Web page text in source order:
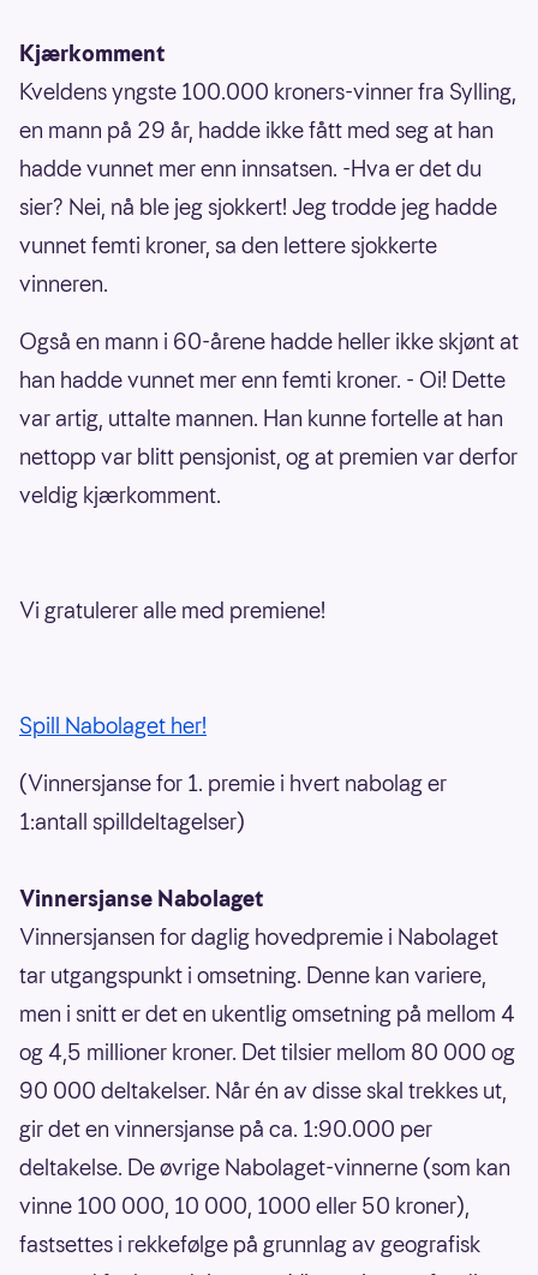
Kjærkomment
Kveldens yngste 100.000 kroners-vinner fra Sylling,
en mann på 29 år, hadde ikke fått med seg at han
hadde vunnet mer enn innsatsen. -Hva er det du
sier? Nei, nå ble jeg sjokkert! Jeg trodde jeg hadde
vunnet femti kroner, sa den lettere sjokkerte
vinneren.
Også en mann i 60-årene hadde heller ikke skjønt at
han hadde vunnet mer enn femti kroner. - Oi! Dette
var artig, uttalte mannen. Han kunne fortelle at han
nettopp var blitt pensjonist, og at premien var derfor
veldig kjærkomment.
Vi gratulerer alle med premiene!
Spill Nabolaget her!
(Vinnersjanse for 1. premie i hvert nabolag er
1:antall spilldeltagelser)
Vinnersjanse Nabolaget
Vinnersjansen for daglig hovedpremie i Nabolaget
tar utgangspunkt i omsetning. Denne kan variere,
men i snitt er det en ukentlig omsetning på mellom 4
og 4,5 millioner kroner. Det tilsier mellom 80 000 og
90 000 deltakelser. Når én av disse skal trekkes ut,
gir det en vinnersjanse på ca. 1:90.000 per
deltakelse. De øvrige Nabolaget-vinnerne (som kan
vinne 100 000, 10 000, 1000 eller 50 kroner),
fastsettes i rekkefølge på grunnlag av geografisk